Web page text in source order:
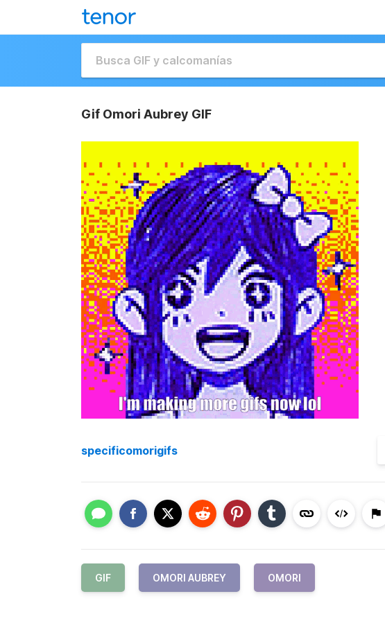
Gif Omori Aubrey GIF
specificomorigifs
GIF OMORI AUBREY OMORI